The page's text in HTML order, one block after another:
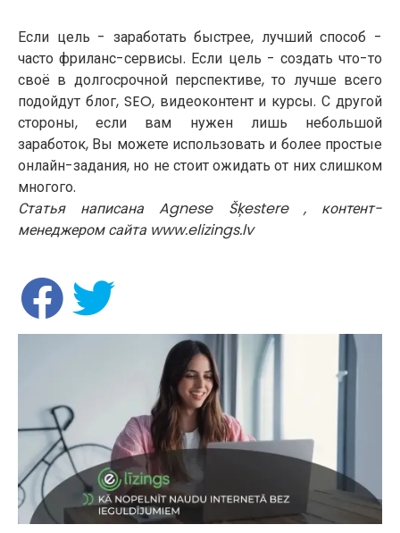
Если цель - заработать быстрее, лучший способ -
часто фриланс-сервисы. Если цель - создать что-то
своё в долгосрочной перспективе, то лучше всего
подойдут блог, SEO, видеоконтент и курсы. С другой
стороны, если вам нужен лишь небольшой
заработок, Вы можете использовать и более простые
онлайн-задания, но не стоит ожидать от них слишком
многого.
Статья написана Agnese Šķestere , контент-
менеджером сайта www.elizings.lv